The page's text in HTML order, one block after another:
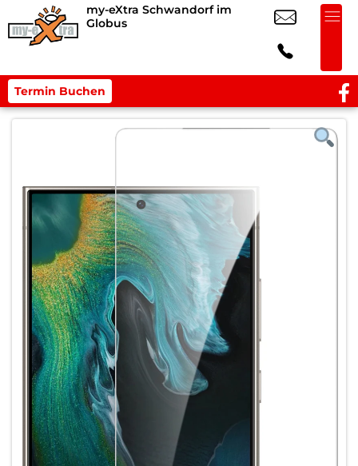
my-eXtra Schwandorf im
Globus
Termin Buchen